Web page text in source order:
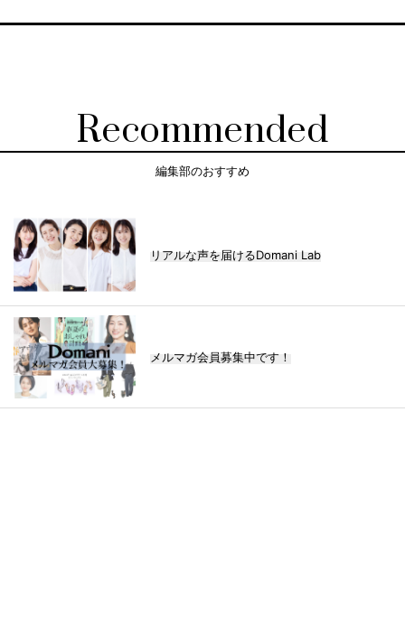
Recommended
編集部のおすすめ
リアルな声を届けるDomani Lab
メルマガ会員募集中です！